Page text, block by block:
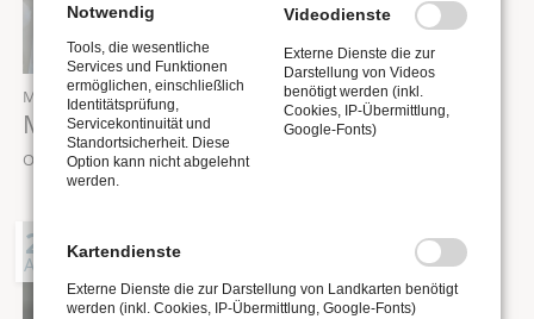
Mittwoch,19.08.2026, 12:00 Uhr
Mittagskonzert „Orgel punkt Zwölf“
Ort: Stadtkirche St. Wenzel zu Naumburg
21
AUG
Notwendig
Tools, die wesentliche
Services und Funktionen
ermöglichen, einschließlich
Identitätsprüfung,
Servicekontinuität und
Standortsicherheit. Diese
Option kann nicht abgelehnt
werden.
Videodienste
Externe Dienste die zur
Darstellung von Videos
benötigt werden (inkl.
Cookies, IP-Übermittlung,
Google-Fonts)
Kartendienste
Externe Dienste die zur Darstellung von Landkarten benötigt
werden (inkl. Cookies, IP-Übermittlung, Google-Fonts)